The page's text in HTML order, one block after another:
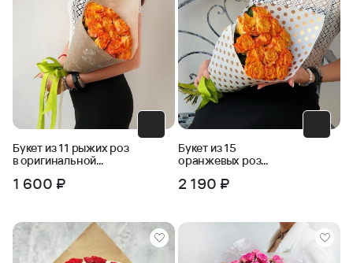
Букет из 11 рыжих роз
в оригинальной
1 600 ₽
Букет из 15
оранжевых роз
2 190 ₽